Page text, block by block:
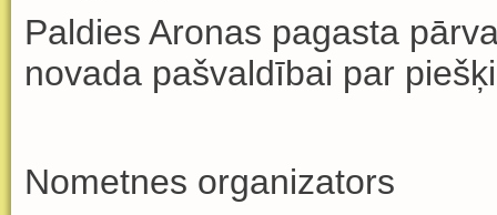
Paldies Aronas pagasta
novada pašvaldībai par
Nometnes organizators